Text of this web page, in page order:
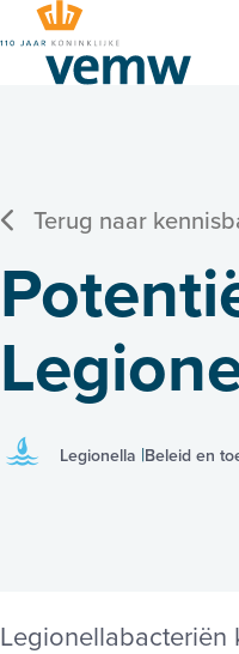
Terug naar
Legionella Beleid en
Legionellabacteriën